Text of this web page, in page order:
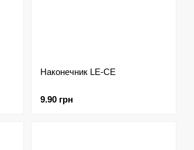
Наконечник LE-CE
9.90 грн